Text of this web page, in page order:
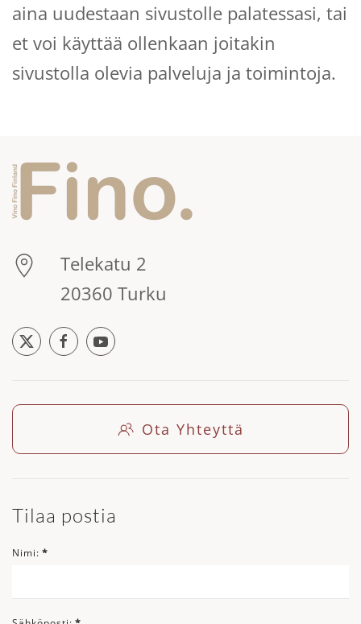
aina uudestaan sivustolle palatessasi, tai
et voi käyttää ollenkaan joitakin
sivustolla olevia palveluja ja toimintoja.
Telekatu 2
20360 Turku
Ota Yhteyttä
Tilaa postia
Nimi: *